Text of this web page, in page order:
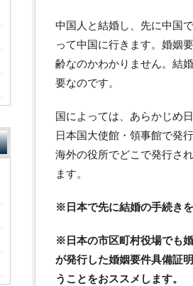
中国人と結婚し、先に中国
って中国に行きます。婚姻
齢なのかわかりません。結
要なのです。
国によっては、あらかじめ
日本国大使館・領事館で発
海外の役所でどこで発行さ
ます。
※日本で先に結婚の手続き
※日本の市区町村役場でも
が発行した婚姻要件具備証
うことをおススメします。